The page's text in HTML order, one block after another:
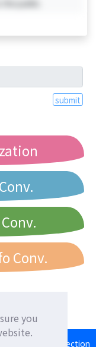
you
public.
submit
Conv.
Language Correction